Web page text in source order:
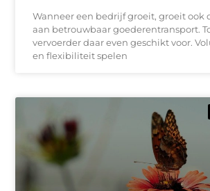
Wanneer een bedrijf groeit, groeit ook
aan betrouwbaar goederentransport.
vervoerder daar even geschikt voor.
en flexibiliteit spelen